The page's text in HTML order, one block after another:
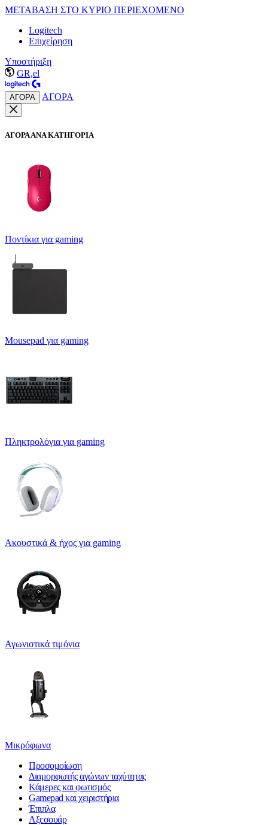
ΜΕΤΑΒΑΣΗ ΣΤΟ ΚΥΡΙΟ ΠΕΡΙΕΧΟΜΕΝΟ
Logitech
Επιχείρηση
Υποστήριξη
GR,el
ΑΓΟΡΑ ΑΓΟΡΑ
ΑΓΟΡΑ ΑΝΑ ΚΑΤΗΓΟΡΙΑ
Ποντίκια για gaming
Mousepad για gaming
Πληκτρολόγια για gaming
Ακουστικά & ήχος για gaming
Αγωνιστικά τιμόνια
Μικρόφωνα
Προσομοίωση
Διαμορφωτής αγώνων ταχύτητας
Κάμερες και φωτισμός
Gamepad και χειριστήρια
Έπιπλα
Αξεσουάρ